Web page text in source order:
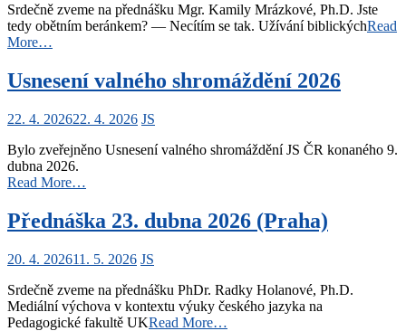
Srdečně zveme na přednášku Mgr. Kamily Mrázkové, Ph.D. Jste
tedy obětním beránkem? — Necítím se tak. Užívání biblickýchRead
More…
Usnesení valného shromáždění 2026
22. 4. 202622. 4. 2026 JS
Bylo zveřejněno Usnesení valného shromáždění JS ČR konaného 9.
dubna 2026.
Read More…
Přednáška 23. dubna 2026 (Praha)
20. 4. 202611. 5. 2026 JS
Srdečně zveme na přednášku PhDr. Radky Holanové, Ph.D.
Mediální výchova v kontextu výuky českého jazyka na
Pedagogické fakultě UKRead More…